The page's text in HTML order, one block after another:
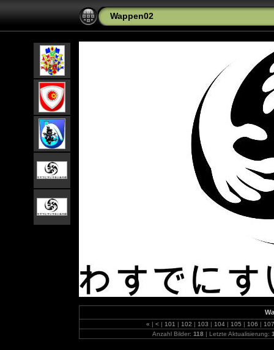
Wappen02
« | < | 101 | 102 | 103 | 104 | 105 | 106 |
Anzahl Bilder: 118 | Letzte Aktualisierung: